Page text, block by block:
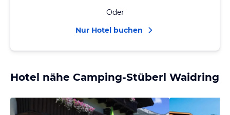
Oder
Nur Hotel buchen
Hotel nähe Camping-Stüberl Waidring